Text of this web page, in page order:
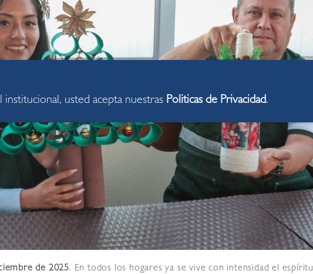
de 2025. En todos los hogares ya se vive con intensidad el espíritu
usted acepta nuestras Politicas de Privacidad.